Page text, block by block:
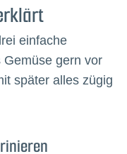
einfache
gern vor
später alles zügig